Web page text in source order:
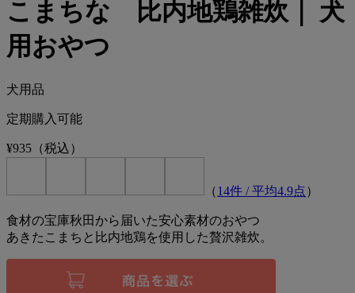
こまちな 比内地鶏雑炊｜ 犬
用おやつ
犬用品
定期購入可能
¥935 （税込）
（14件 / 平均4.9点）
食材の宝庫秋田から届いた安心素材のおやつ
あきたこまちと比内地鶏を使用した贅沢雑炊。